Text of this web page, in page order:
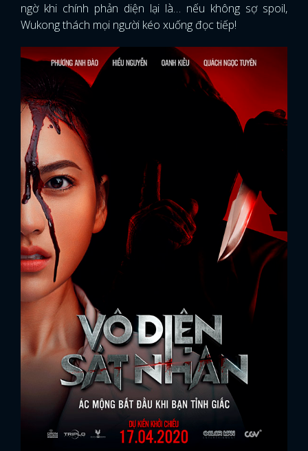
ngờ khi chính phản diện lại là… nếu không sợ spoil,
Wukong thách mọi người kéo xuống đọc tiếp!